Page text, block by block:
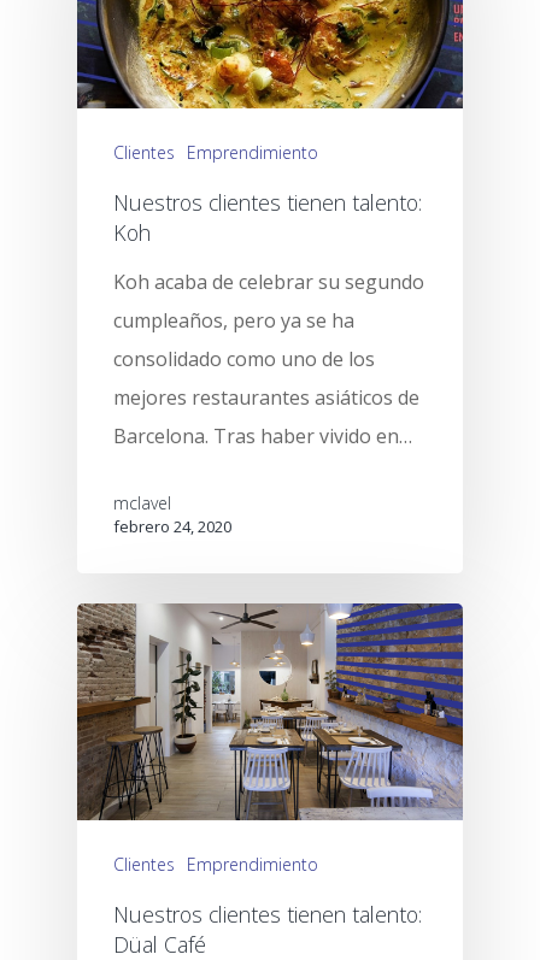
Clientes Emprendimiento
Nuestros clientes tienen talento:
Koh
Koh acaba de celebrar su segundo
cumpleaños, pero ya se ha
consolidado como uno de los
mejores restaurantes asiáticos de
Barcelona. Tras haber vivido en…
mclavel
febrero 24, 2020
Clientes Emprendimiento
Nuestros clientes tienen talento:
Düal Café